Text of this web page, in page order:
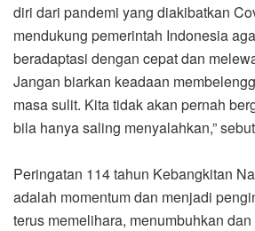
diri dari pandemi yang diakibatkan
mendukung pemerintah Indonesia
beradaptasi dengan cepat dan
Jangan biarkan keadaan
masa sulit. Kita tidak akan pernah
bila hanya saling menyalahkan,”
Peringatan 114 tahun Kebangkitan
adalah momentum dan menjadi
terus memelihara, menumbuhkan